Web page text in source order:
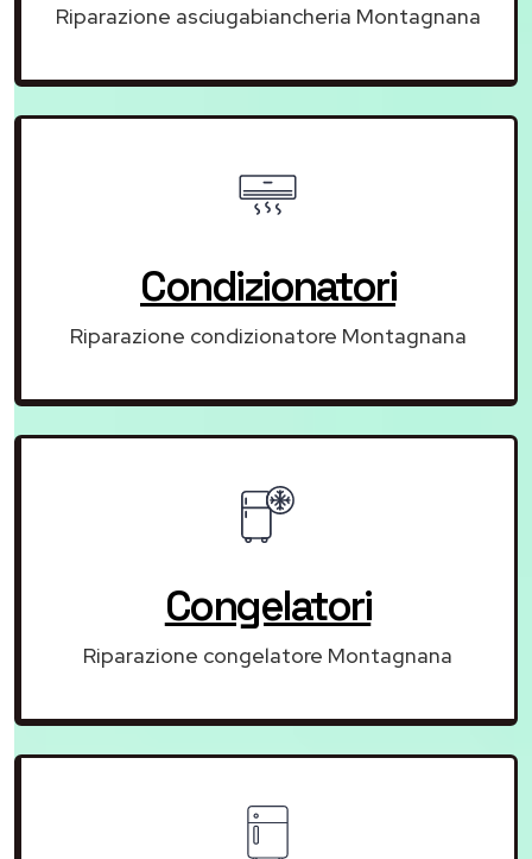
Riparazione asciugabiancheria Montagnana
Condizionatori
Riparazione condizionatore Montagnana
Congelatori
Riparazione congelatore Montagnana